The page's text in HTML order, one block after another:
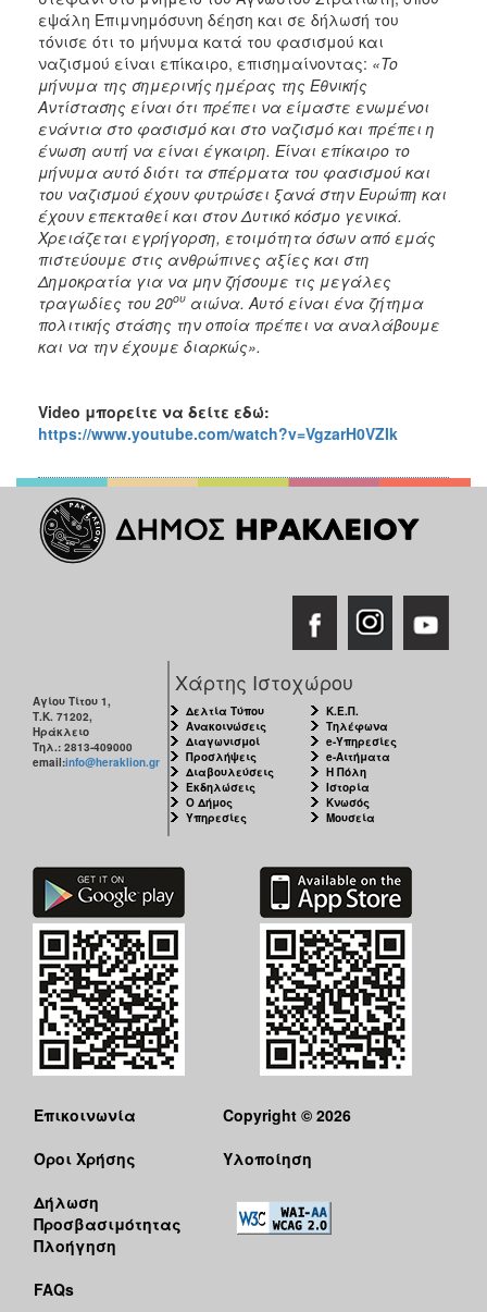
εψάλη Επιμνημόσυνη δέηση και σε δήλωσή του
τόνισε ότι το μήνυμα κατά του φασισμού και
ναζισμού είναι επίκαιρο, επισημαίνοντας: «To
μήνυμα της σημερινής ημέρας της Εθνικής
Αντίστασης είναι ότι πρέπει να είμαστε ενωμένοι
ενάντια στο φασισμό και στο ναζισμό και πρέπει η
ένωση αυτή να είναι έγκαιρη. Είναι επίκαιρο το
μήνυμα αυτό διότι τα σπέρματα του φασισμού και
του ναζισμού έχουν φυτρώσει ξανά στην Ευρώπη και
έχουν επεκταθεί και στον Δυτικό κόσμο γενικά.
Χρειάζεται εγρήγορση, ετοιμότητα όσων από εμάς
πιστεύουμε στις ανθρώπινες αξίες και στη
Δημοκρατία για να μην ζήσουμε τις μεγάλες
τραγωδίες του 20ου αιώνα. Αυτό είναι ένα ζήτημα
πολιτικής στάσης την οποία πρέπει να αναλάβουμε
και να την έχουμε διαρκώς».
Video μπορείτε να δείτε εδώ:
https://www.youtube.com/watch?v=VgzarH0VZIk
Αγίου Τίτου 1,
Τ.Κ. 71202,
Ηράκλειο
Τηλ.: 2813-409000
email:info@heraklion.gr
Χάρτης Ιστοχώρου
Δελτία Τύπου
Ανακοινώσεις
Διαγωνισμοί
Προσλήψεις
Διαβουλεύσεις
Εκδηλώσεις
Ο Δήμος
Υπηρεσίες
Κ.Ε.Π.
Τηλέφωνα
e-Υπηρεσίες
e-Αιτήματα
Η Πόλη
Ιστορία
Κνωσός
Μουσεία
Επικοινωνία
Όροι Χρήσης
Δήλωση
Προσβασιμότητας
Πλοήγηση
FAQs
Copyright © 2026
Υλοποίηση